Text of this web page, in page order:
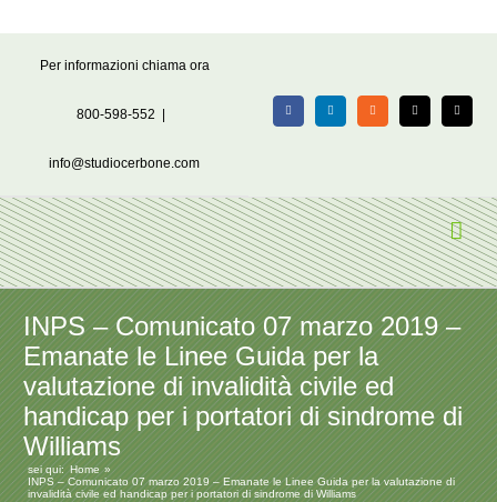
Per informazioni chiama ora
800-598-552
info@studiocerbone.com
FacebookLinkedIn Rss X Email
INPS – Comunicato 07 marzo 2019 –
Emanate le Linee Guida per la
valutazione di invalidità civile ed
handicap per i portatori di sindrome di
Williams
sei qui:
Home
INPS – Comunicato 07 marzo 2019 – Emanate le Linee Guida per la valutazione di
invalidità civile ed handicap per i portatori di sindrome di Williams